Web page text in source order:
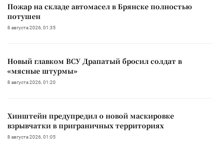
Пожар на складе автомасел в Брянске полностью
потушен
8 августа 2026, 01:35
Новый главком ВСУ Драпатый бросил солдат в
«мясные штурмы»
8 августа 2026, 01:20
Хинштейн предупредил о новой маскировке
взрывчатки в приграничных территориях
8 августа 2026, 01:05